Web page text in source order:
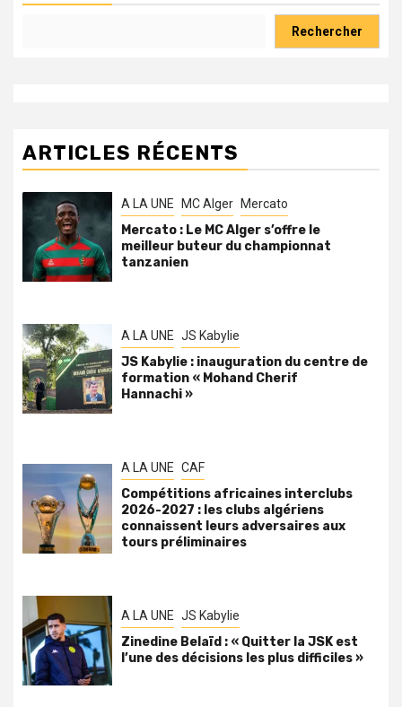
Rechercher
ARTICLES RÉCENTS
A LA UNE MC Alger Mercato
Mercato : Le MC Alger s’offre le
meilleur buteur du championnat
tanzanien
A LA UNE JS Kabylie
JS Kabylie : inauguration du centre de
formation « Mohand Cherif
Hannachi »
A LA UNE CAF
Compétitions africaines interclubs
2026-2027 : les clubs algériens
connaissent leurs adversaires aux
tours préliminaires
A LA UNE JS Kabylie
Zinedine Belaïd : « Quitter la JSK est
l’une des décisions les plus difficiles »